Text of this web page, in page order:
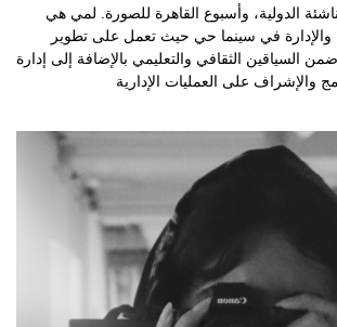
الدولية، وأسبوع القاهرة للصورة. لمي هي
والإدارة في سينما حي حيث تعمل على تطوير
ضمن السياقين الثقافي والتعليمي بالإضافة إلى إدارة
والإشراف على العمليات الإدارية